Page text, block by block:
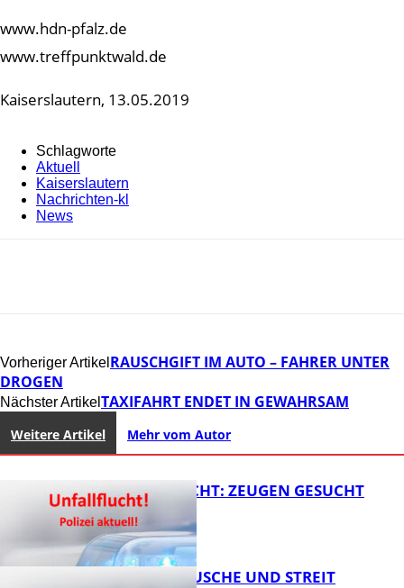
www.hdn-pfalz.de
www.treffpunktwald.de
Kaiserslautern, 13.05.2019
Schlagworte
Aktuell
Kaiserslautern
Nachrichten-kl
News
Vorheriger Artikel RAUSCHGIFT IM AUTO – FAHRER UNTER
DROGEN
Nächster Artikel TAXIFAHRT ENDET IN GEWAHRSAM
Weitere Artikel Mehr vom Autor
UNFALLFLUCHT: ZEUGEN GESUCHT
KNALLGERÄUSCHE UND STREIT